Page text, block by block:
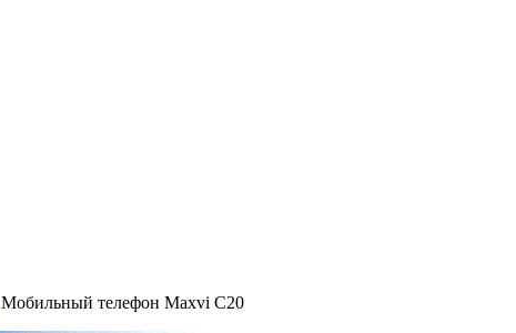
Мобильный телефон Maxvi C20